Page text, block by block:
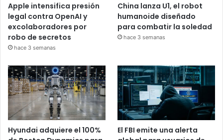
Apple intensifica presión
legal contra OpenAI y
excolaboradores por
robo de secretos
hace 3 semanas
China lanza U1, el robot
humanoide diseñado
para combatir la soledad
hace 3 semanas
Hyundai adquiere el 100%
El FBI emite una alerta